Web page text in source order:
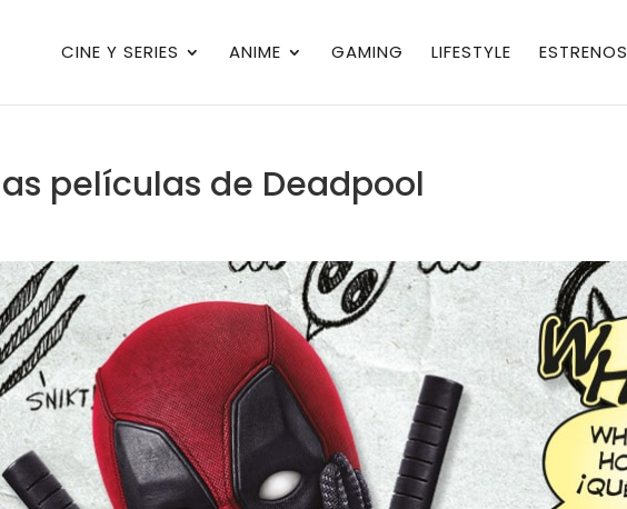
CINE Y SERIES ANIME GAMING LIFESTYLE ESTRENOS
películas de Deadpool